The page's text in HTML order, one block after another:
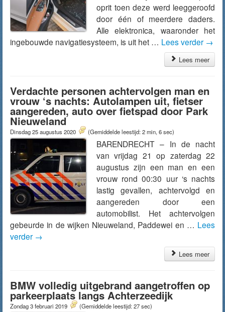
oprit toen deze werd leeggeroofd
door één of meerdere daders.
Alle elektronica, waaronder het
ingebouwde navigatiesysteem, is uit het … Lees verder →
Lees meer
Verdachte personen achtervolgen man en
vrouw ‘s nachts: Autolampen uit, fietser
aangereden, auto over fietspad door Park
Nieuweland
Dinsdag 25 augustus 2020 (Gemiddelde leestijd: 2 min, 6 sec)
BARENDRECHT – In de nacht
van vrijdag 21 op zaterdag 22
augustus zijn een man en een
vrouw rond 00:30 uur ‘s nachts
lastig gevallen, achtervolgd en
aangereden door een
automobilist. Het achtervolgen
gebeurde in de wijken Nieuweland, Paddewei en … Lees
verder →
Lees meer
BMW volledig uitgebrand aangetroffen op
parkeerplaats langs Achterzeedijk
Zondag 3 februari 2019 (Gemiddelde leestijd: 27 sec)